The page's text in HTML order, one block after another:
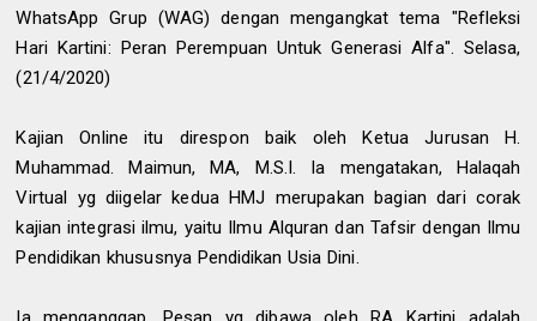
WhatsApp Grup (WAG) dengan mengangkat tema "Refleksi
Hari Kartini: Peran Perempuan Untuk Generasi Alfa". Selasa,
(21/4/2020)
Kajian Online itu direspon baik oleh Ketua Jurusan H.
Muhammad. Maimun, MA, M.S.I. Ia mengatakan, Halaqah
Virtual yg diigelar kedua HMJ merupakan bagian dari corak
kajian integrasi ilmu, yaitu Ilmu Alquran dan Tafsir dengan Ilmu
Pendidikan khususnya Pendidikan Usia Dini.